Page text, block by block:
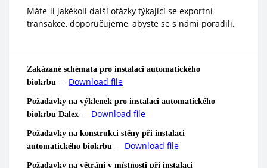
Máte-li jakékoli další otázky týkající se exportní
transakce, doporučujeme, abyste se s námi poradili.
Zakázané schémata pro instalaci automatického
biokrbu - Download file
Požadavky na výklenek pro instalaci automatického
biokrbu Dalex - Download file
Požadavky na konstrukci stěny při instalaci
automatického biokrbu - Download file
Požadavky na větrání v místnosti při instalaci